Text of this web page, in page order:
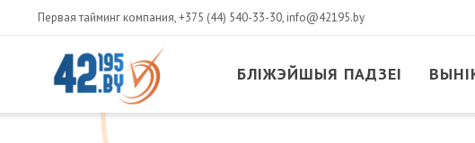
Первая тайминг компания,+375 (44) 540-33-30, info@42195.by
БЛІЖЭЙШЫЯ ПАДЗЕІ